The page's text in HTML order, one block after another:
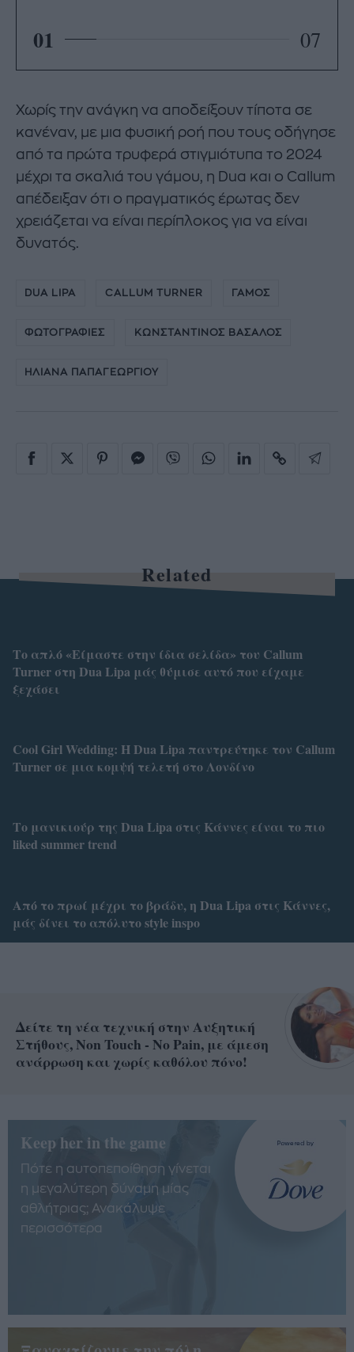
01 07
Χωρίς την ανάγκη να αποδείξουν τίποτα σε
κανέναν, με μια φυσική ροή που τους οδήγησε
από τα πρώτα τρυφερά στιγμιότυπα το 2024
μέχρι τα σκαλιά του γάμου, η Dua και ο Callum
απέδειξαν ότι ο πραγματικός έρωτας δεν
χρειάζεται να είναι περίπλοκος για να είναι
δυνατός.
DUA LIPA CALLUM TURNER ΓΑΜΟΣ
ΦΩΤΟΓΡΑΦΙΕΣ ΚΩΝΣΤΑΝΤΙΝΟΣ ΒΑΣΑΛΟΣ
ΗΛΙΑΝΑ ΠΑΠΑΓΕΩΡΓΙΟΥ
Related
Το απλό «Είμαστε στην ίδια σελίδα» του Callum
Turner στη Dua Lipa μάς θύμισε αυτό που είχαμε
ξεχάσει
Cool Girl Wedding: Η Dua Lipa παντρεύτηκε τον Callum
Turner σε μια κομψή τελετή στο Λονδίνο
Το μανικιούρ της Dua Lipa στις Κάννες είναι το πιο
liked summer trend
Από το πρωί μέχρι το βράδυ, η Dua Lipa στις Κάννες,
μάς δίνει το απόλυτο style inspo
Δείτε τη νέα τεχνική στην Αυξητική
Στήθους, Non Touch - No Pain, με άμεση
ανάρρωση και χωρίς καθόλου πόνο!
Keep her in the game
Πότε η αυτοπεποίθηση γίνεται
η μεγαλύτερη δύναμη μίας
αθλήτριας; Ανακάλυψε
περισσότερα